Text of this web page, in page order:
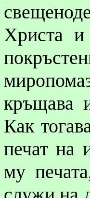
Христа и
кръщава
Как
печат на
му